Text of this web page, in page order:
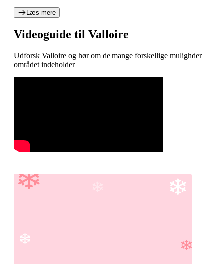
Læs mere
Videoguide til Valloire
Udforsk Valloire og hør om de mange forskellige mulighder
området indeholder